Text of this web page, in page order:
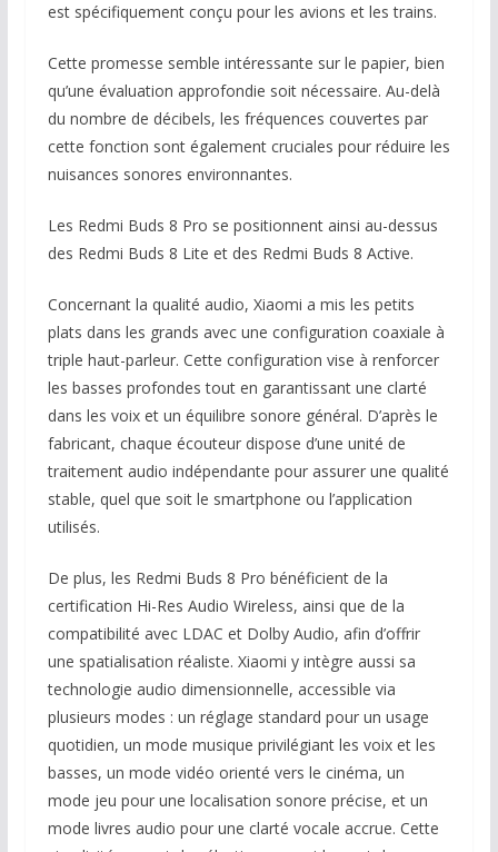
est spécifiquement conçu pour les avions et les trains.
Cette promesse semble intéressante sur le papier, bien
qu’une évaluation approfondie soit nécessaire. Au-delà
du nombre de décibels, les fréquences couvertes par
cette fonction sont également cruciales pour réduire les
nuisances sonores environnantes.
Les Redmi Buds 8 Pro se positionnent ainsi au-dessus
des Redmi Buds 8 Lite et des Redmi Buds 8 Active.
Concernant la qualité audio, Xiaomi a mis les petits
plats dans les grands avec une configuration coaxiale à
triple haut-parleur. Cette configuration vise à renforcer
les basses profondes tout en garantissant une clarté
dans les voix et un équilibre sonore général. D’après le
fabricant, chaque écouteur dispose d’une unité de
traitement audio indépendante pour assurer une qualité
stable, quel que soit le smartphone ou l’application
utilisés.
De plus, les Redmi Buds 8 Pro bénéficient de la
certification Hi-Res Audio Wireless, ainsi que de la
compatibilité avec LDAC et Dolby Audio, afin d’offrir
une spatialisation réaliste. Xiaomi y intègre aussi sa
technologie audio dimensionnelle, accessible via
plusieurs modes : un réglage standard pour un usage
quotidien, un mode musique privilégiant les voix et les
basses, un mode vidéo orienté vers le cinéma, un
mode jeu pour une localisation sonore précise, et un
mode livres audio pour une clarté vocale accrue. Cette